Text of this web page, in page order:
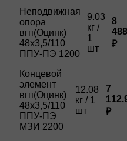
Неподвижная
опора
вгп(Оцинк)
48х3,5/110
ППУ-ПЭ 1200
9.03
кг /
1
шт
8
₽
Концевой
элемент
вгп(Оцинк)
48х3,5/110
ППУ-ПЭ
МЗИ 2200
12.08
кг / 1
шт
7
₽